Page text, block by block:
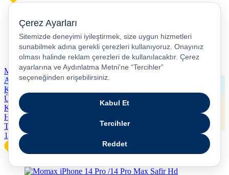
Momax iPhone 15 Pro Tam Ekran Hd Ekran Koruyucu
Alışveriş
Kredisi
Ücretsiz
Kargo
Hızlı
Teslimat
1.499TL